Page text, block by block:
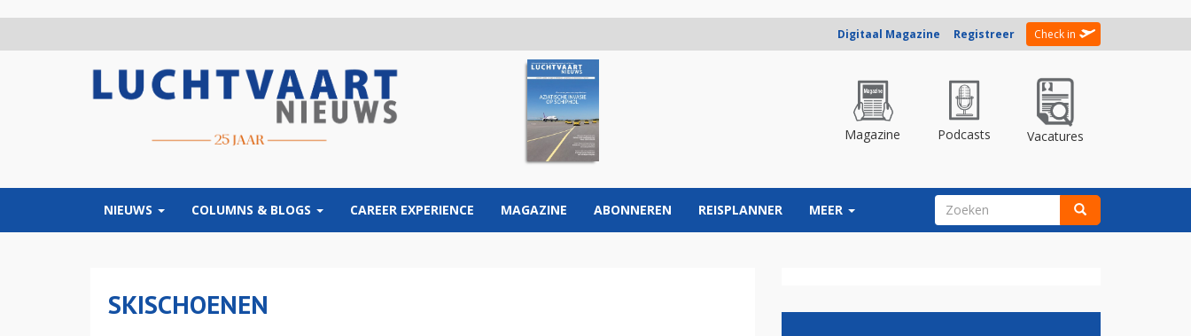
Digitaal Magazine Registreer Check in
Magazine Podcasts Vacatures
NIEUWS COLUMNS & BLOGS CAREER EXPERIENCE MAGAZINE ABONNEREN REISPLANNER MEER ZOEKVELD
SKISCHOENEN